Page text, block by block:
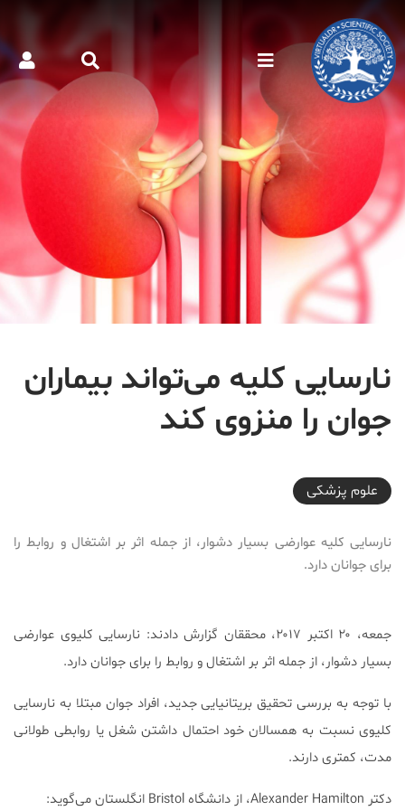
نارسایی کلیه می‌تواند بیماران
جوان را منزوی کند
2017-10-29T22:00:26+03:30
علوم پزشكی
نارسایی کلیه عوارضی بسیار دشوار، از جمله اثر بر اشتغال و روابط را
برای جوانان دارد.
جمعه، ۲۰ اکتبر ۲۰۱۷، محققان گزارش دادند: نارسایی کلیوی عوارضی
بسیار دشوار، از جمله اثر بر اشتغال و روابط را برای جوانان دارد.
با توجه به بررسی تحقیق بریتانیایی جدید، افراد جوان مبتلا به نارسایی
کلیوی نسبت به همسالان خود احتمال داشتن شغل یا روابطی طولانی
مدت، کمتری دارند.
دکتر Alexander Hamilton، از دانشگاه Bristol انگلستان می‌گوید: